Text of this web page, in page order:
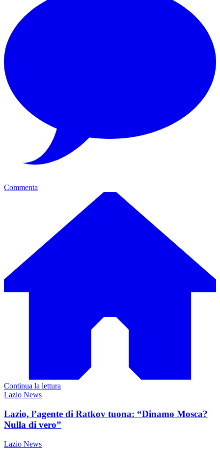
Commenta
Continua la lettura
Lazio News
Lazio, l’agente di Ratkov tuona: “Dinamo Mosca?
Nulla di vero”
Lazio News